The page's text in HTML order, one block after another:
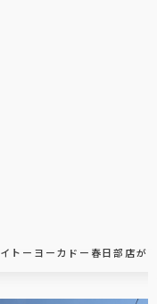
イトーヨーカドー春日部店が